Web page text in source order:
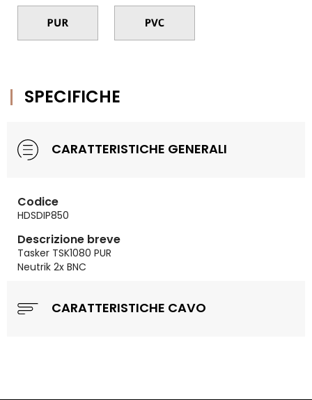
SPECIFICHE
CARATTERISTICHE GENERALI
Codice
HDSDIP850
Descrizione breve
Tasker TSK1080 PUR
Neutrik 2x BNC
CARATTERISTICHE CAVO